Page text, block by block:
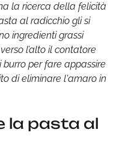
la ricerca della felicità
al radicchio gli si
ingredienti grassi
l’alto il contatore
per fare appassire
di eliminare l'amaro in
la pasta al